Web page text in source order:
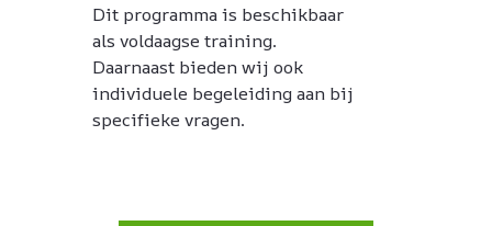
Dit programma is beschikbaar
als voldaagse training.
Daarnaast bieden wij ook
individuele begeleiding aan bij
specifieke vragen.